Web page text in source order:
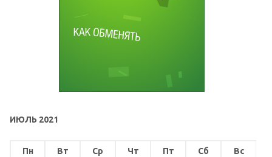
ИЮЛЬ 2021
Пн Вт Ср Чт Пт Сб Вс